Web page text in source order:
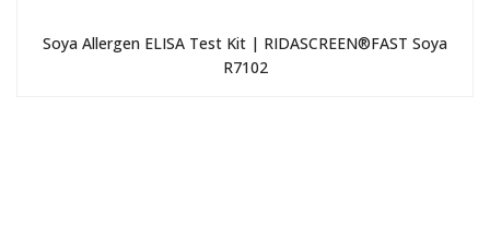
Soya Allergen ELISA Test Kit | RIDASCREEN®FAST Soya
R7102